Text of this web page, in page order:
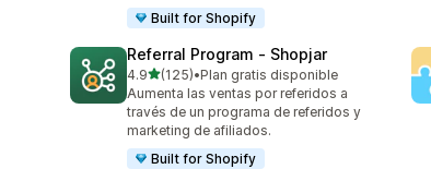
Built for Shopify
Referral Program ‑ Shopjar
4.9de 5 estrellas
(125)
125 reseñas en total
•Plan gratis disponible
Aumenta las ventas por referidos a
través de un programa de referidos y
marketing de afiliados.
Built for Shopify